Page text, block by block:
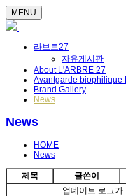
MENU
라브르27
자유게시판
About L'ARBRE 27
Avantgarde biophilique
Brand Gallery
News
News
HOME
News
제목 글쓴이
업데이트 로그